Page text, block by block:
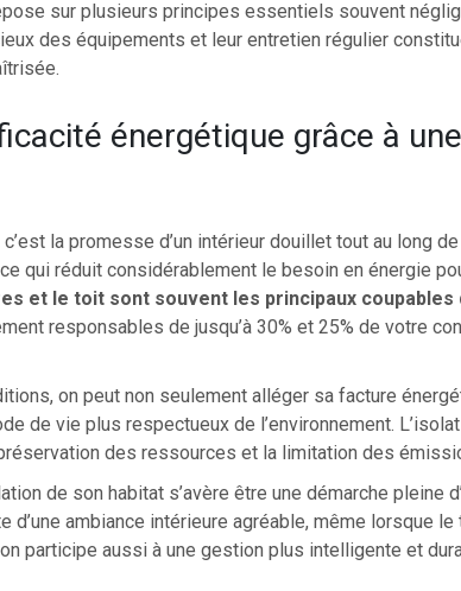
sur plusieurs principes essentiels souvent
des équipements et leur entretien régulier
énergétique grâce à
la promesse d’un intérieur douillet tout au long de
qui réduit considérablement le besoin en énergie
et le toit sont souvent les principaux coupables
responsables de jusqu’à 30% et 25% de votre
on peut non seulement alléger sa facture
de vie plus respectueux de l’environnement.
des ressources et la limitation des
de son habitat s’avère être une démarche pleine
d’une ambiance intérieure agréable, même lorsque
on participe aussi à une gestion plus intelligente et